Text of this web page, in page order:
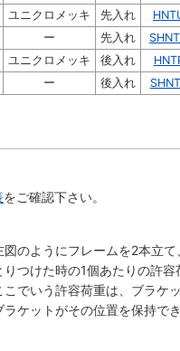
ユニクロメッキ 先入れ
ー 先入れ
ユニクロメッキ 後入れ
ー 後入れ
をご確認下さい。
図のようにフレームを2本立
りつけた時の1個あたりの許
こでいう許容荷重は、ブラケ
ラケットがその位置を保持で